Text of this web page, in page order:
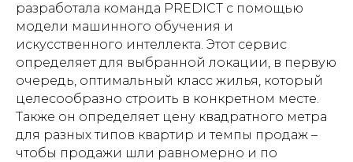
разработала команда PREDICT с помощью
модели машинного обучения и
искусственного интеллекта. Этот сервис
определяет для выбранной локации, в первую
очередь, оптимальный класс жилья, который
целесообразно строить в конкретном месте.
Также он определяет цену квадратного метра
для разных типов квартир и темпы продаж –
чтобы продажи шли равномерно и по